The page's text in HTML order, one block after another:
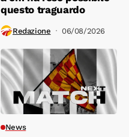
questo traguardo
Redazione 06/08/2026
News